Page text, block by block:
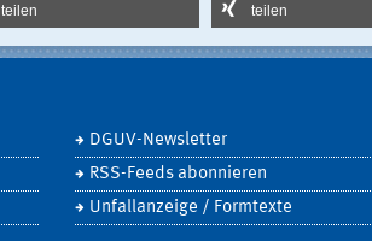
teilen teilen
DGUV-Newsletter
RSS-Feeds abonnieren
Unfallanzeige / Formtexte